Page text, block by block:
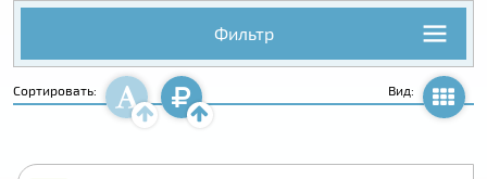
Фильтр
Сортировать: Вид: